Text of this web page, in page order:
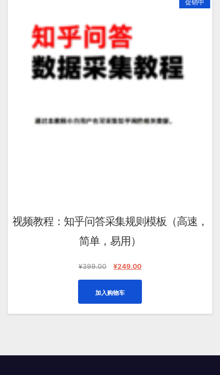
促销中
视频教程：知乎问答采集规则模板（高速，
简单，易用）
¥399.00
原
¥399.00。
¥249.00当
为：
¥249.00。
加入购物车